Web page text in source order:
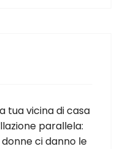
tua vicina di casa
parallela:
ci danno le